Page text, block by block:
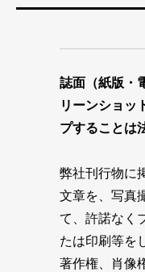
誌面（紙版・
リーンショッ
プすることは
弊社刊行物に
文章を、写真
て、許諾なく
たは印刷等を
著作権、肖像